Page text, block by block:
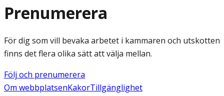
Prenumerera
För dig som vill bevaka arbetet i kammaren och utskotten
finns det flera olika sätt att välja mellan.
Följ och prenumerera
Om webbplatsenKakorTillgänglighet